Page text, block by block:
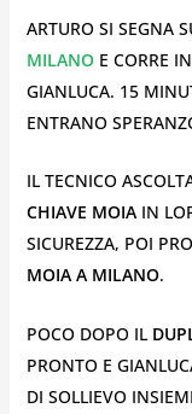
ARTURO SI SEGNA
MILANO E CORRE
GIANLUCA. 15
ENTRANO
IL TECNICO
CHIAVE MOIAIN
SICUREZZA, POI
MOIA A MILANO.
POCO DOPO IL
PRONTO E
DI SOLLIEVO